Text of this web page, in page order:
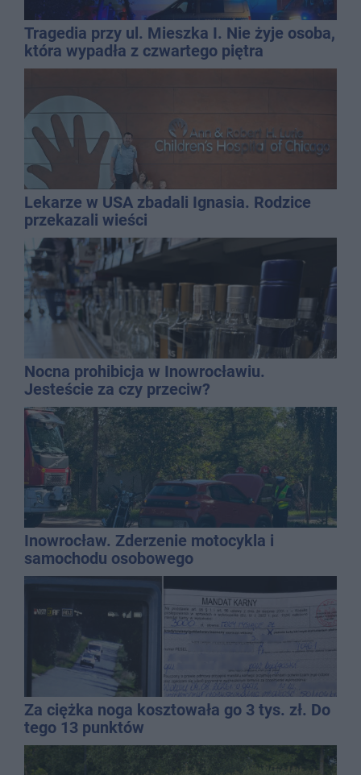
Tragedia przy ul. Mieszka I. Nie żyje osoba,
która wypadła z czwartego piętra
Lekarze w USA zbadali Ignasia. Rodzice
przekazali wieści
Nocna prohibicja w Inowrocławiu.
Jesteście za czy przeciw?
Inowrocław. Zderzenie motocykla i
samochodu osobowego
Za ciężka noga kosztowała go 3 tys. zł. Do
tego 13 punktów